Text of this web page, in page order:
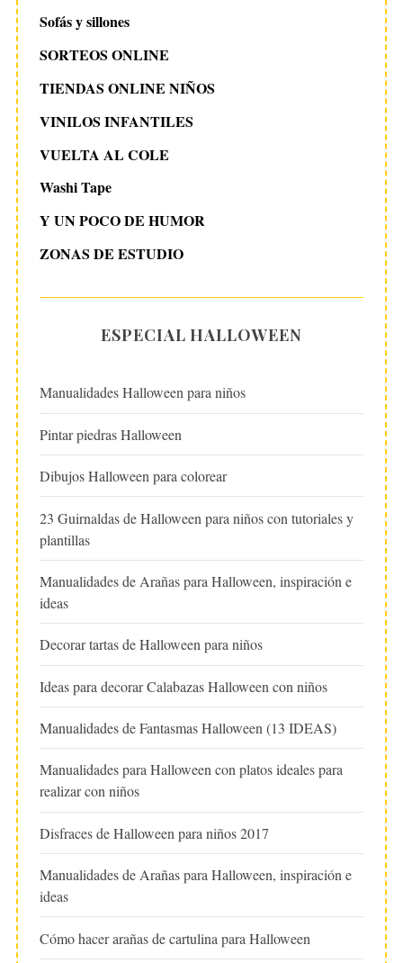
Sofás y sillones
SORTEOS ONLINE
TIENDAS ONLINE NIÑOS
VINILOS INFANTILES
VUELTA AL COLE
Washi Tape
Y UN POCO DE HUMOR
ZONAS DE ESTUDIO
ESPECIAL HALLOWEEN
Manualidades Halloween para niños
Pintar piedras Halloween
Dibujos Halloween para colorear
23 Guirnaldas de Halloween para niños con tutoriales y
plantillas
Manualidades de Arañas para Halloween, inspiración e
ideas
Decorar tartas de Halloween para niños
Ideas para decorar Calabazas Halloween con niños
Manualidades de Fantasmas Halloween (13 IDEAS)
Manualidades para Halloween con platos ideales para
realizar con niños
Disfraces de Halloween para niños 2017
Manualidades de Arañas para Halloween, inspiración e
ideas
Cómo hacer arañas de cartulina para Halloween